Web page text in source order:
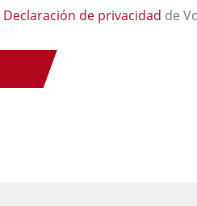
Declaración de privacidad de